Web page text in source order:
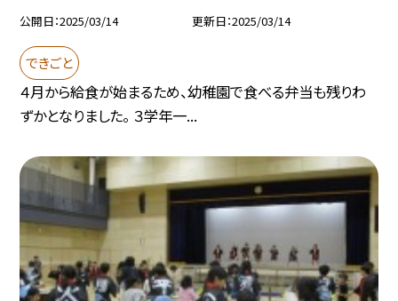
公開日 2025/03/14 更新日 2025/03/14
できごと
４月から給食が始まるため、幼稚園で食べる弁当も残りわ
ずかとなりました。 ３学年一...